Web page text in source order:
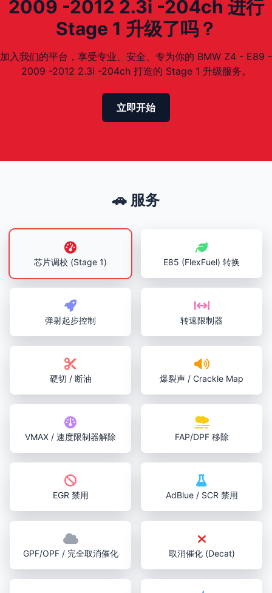
2009 -2012 2.3i -204ch 进行
Stage 1 升级了吗？
加入我们的平台，享受专业、安全、专为你的 BMW Z4 - E89 -
2009 -2012 2.3i -204ch 打造的 Stage 1 升级服务。
立即开始
🚗 服务
芯片调校 (Stage 1) E85 (FlexFuel) 转换
弹射起步控制 转速限制器
硬切 / 断油 爆裂声 / Crackle Map
VMAX / 速度限制器解除 FAP/DPF 移除
EGR 禁用 AdBlue / SCR 禁用
GPF/OPF / 完全取消催化 取消催化 (Decat)